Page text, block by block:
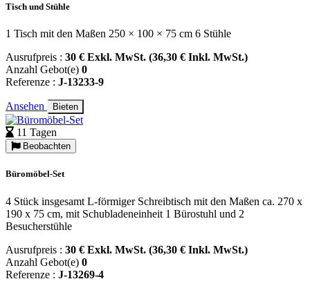
Tisch und Stühle
1 Tisch mit den Maßen 250 × 100 × 75 cm 6 Stühle
Ausrufpreis : 30 € Exkl. MwSt. (36,30 € Inkl. MwSt.)
Anzahl Gebot(e) 0
Referenze : J-13233-9
Ansehen Bieten
11 Tagen
Beobachten
Büromöbel-Set
4 Stück insgesamt L-förmiger Schreibtisch mit den Maßen ca. 270 x
190 x 75 cm, mit Schubladeneinheit 1 Bürostuhl und 2
Besucherstühle
Ausrufpreis : 30 € Exkl. MwSt. (36,30 € Inkl. MwSt.)
Anzahl Gebot(e) 0
Referenze : J-13269-4